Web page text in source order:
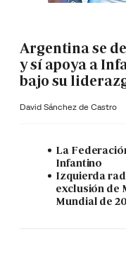
Argentina se
y sí apoya a
bajo su
David Sánchez de Castro
La
Infantino
Izquierda
exclusión de
Mundial de